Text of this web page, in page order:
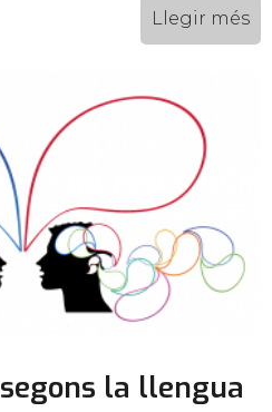
Llegir més
la llengua